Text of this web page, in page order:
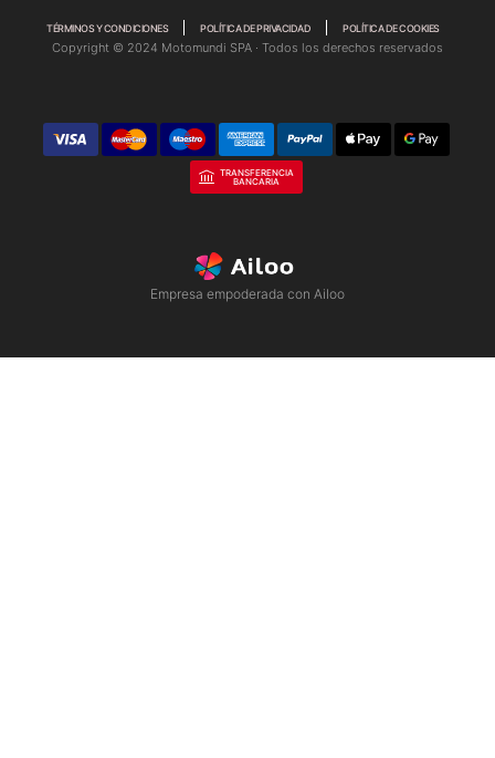
TÉRMINOS Y CONDICIONES POLÍTICA DE PRIVACIDAD POLÍTICA DE COOKIES
Copyright © 2024 Motomundi SPA · Todos los derechos reservados
TRANSFERENCIA
BANCARIA
Empresa empoderada con Ailoo